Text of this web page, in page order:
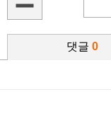
댓글 0